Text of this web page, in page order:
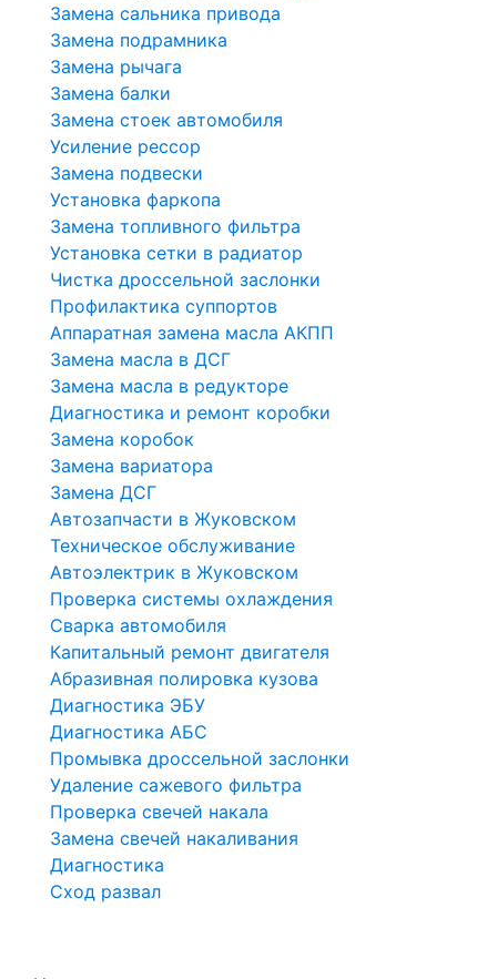
Замена сальника привода
Замена подрамника
Замена рычага
Замена балки
Замена стоек автомобиля
Усиление рессор
Замена подвески
Установка фаркопа
Замена топливного фильтра
Установка сетки в радиатор
Чистка дроссельной заслонки
Профилактика суппортов
Аппаратная замена масла АКПП
Замена масла в ДСГ
Замена масла в редукторе
Диагностика и ремонт коробки
Замена коробок
Замена вариатора
Замена ДСГ
Автозапчасти в Жуковском
Техническое обслуживание
Автоэлектрик в Жуковском
Проверка системы охлаждения
Сварка автомобиля
Капитальный ремонт двигателя
Абразивная полировка кузова
Диагностика ЭБУ
Диагностика АБС
Промывка дроссельной заслонки
Удаление сажевого фильтра
Проверка свечей накала
Замена свечей накаливания
Диагностика
Сход развал